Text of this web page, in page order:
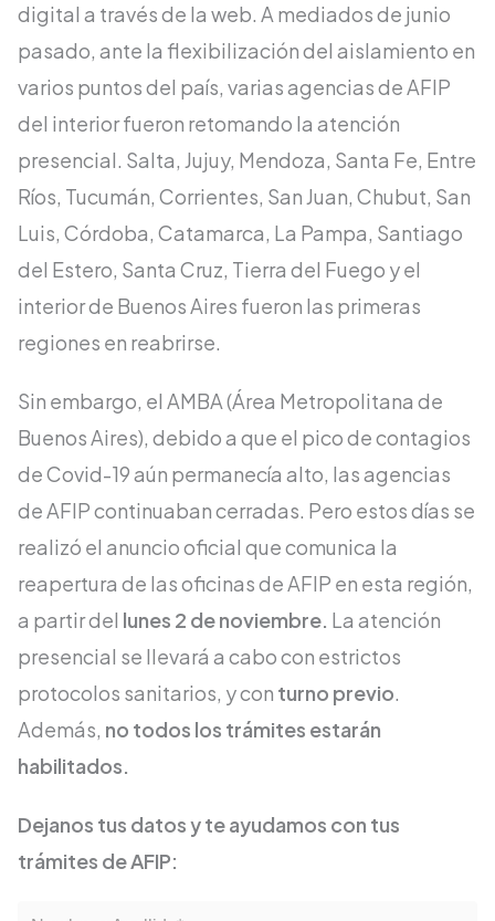
digital a través de la web. A mediados de junio
pasado, ante la flexibilización del aislamiento en
varios puntos del país, varias agencias de AFIP
del interior fueron retomando la atención
presencial. Salta, Jujuy, Mendoza, Santa Fe, Entre
Ríos, Tucumán, Corrientes, San Juan, Chubut, San
Luis, Córdoba, Catamarca, La Pampa, Santiago
del Estero, Santa Cruz, Tierra del Fuego y el
interior de Buenos Aires fueron las primeras
regiones en reabrirse.
Sin embargo, el AMBA (Área Metropolitana de
Buenos Aires), debido a que el pico de contagios
de Covid-19 aún permanecía alto, las agencias
de AFIP continuaban cerradas. Pero estos días se
realizó el anuncio oficial que comunica la
reapertura de las oficinas de AFIP en esta región,
a partir del lunes 2 de noviembre. La atención
presencial se llevará a cabo con estrictos
protocolos sanitarios, y con turno previo.
Además, no todos los trámites estarán
habilitados.
Dejanos tus datos y te ayudamos con tus
trámites de AFIP: